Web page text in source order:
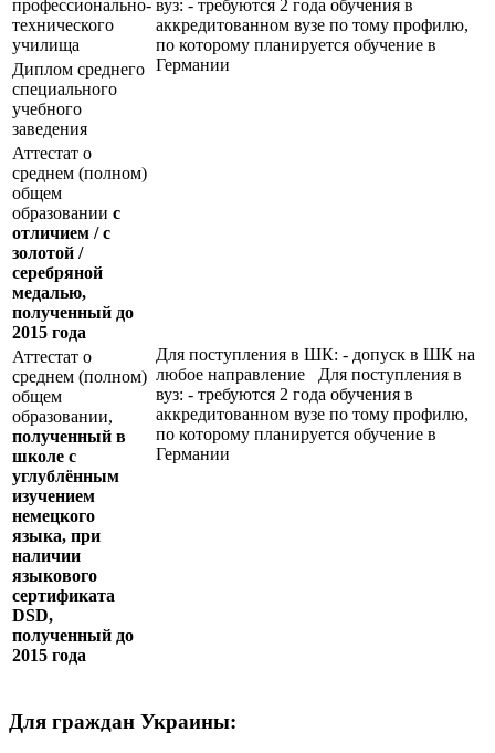
вуз: - требуются 2 года обучения в
аккредитованном вузе по тому профилю,
по которому планируется обучение в
Германии
профессионально-
технического
училища
Диплом среднего
специального
учебного
заведения
Аттестат о
среднем (полном)
общем
образовании с
отличием / с
золотой /
серебряной
медалью,
полученный до
2015 года
Для поступления в ШК: - допуск в ШК на
любое направление Для поступления в
вуз: - требуются 2 года обучения в
аккредитованном вузе по тому профилю,
по которому планируется обучение в
Германии
Аттестат о
среднем (полном)
общем
образовании,
полученный в
школе с
углублённым
изучением
немецкого
языка, при
наличии
языкового
сертификата
DSD,
полученный до
2015 года
Для граждан Украины: